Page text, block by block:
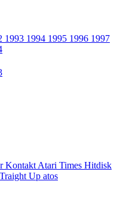
1993 1994 1995 1996 1997
Kontakt Atari Times Hitdisk
Up atos